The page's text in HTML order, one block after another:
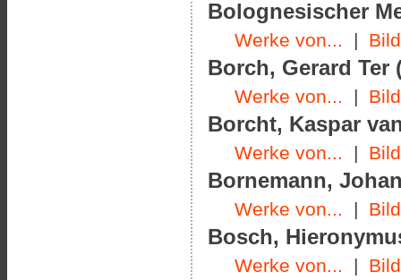
Bolognesischer
Werke von... |
Borch, Gerard Ter
Werke von... |
Borcht, Kaspar
Werke von... |
Bornemann,
Werke von... |
Bosch,
Werke von... |